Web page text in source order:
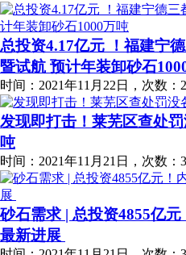
总投资4.17亿元 ！福建宁
暨试航 预计年装卸砂石
时间：2021年11月22日，次数：
发现即打击！莱芜区查处
吨
时间：2021年11月21日，次数：
砂石需求 | 总投资4855亿
最新进展